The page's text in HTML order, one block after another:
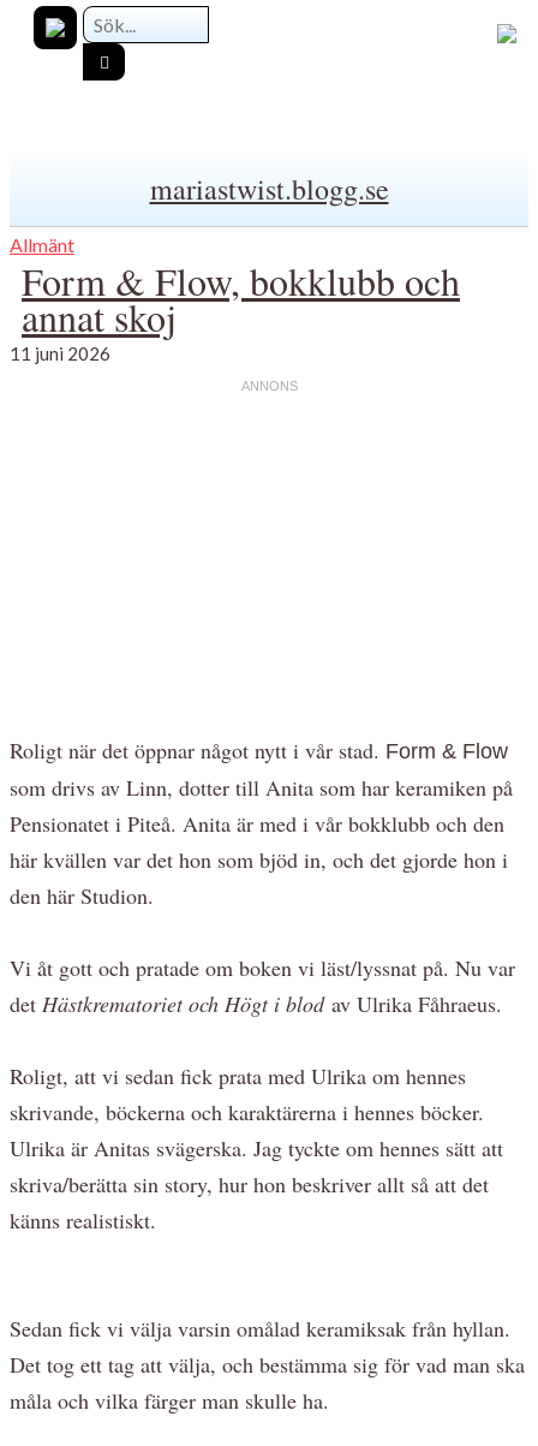
mariastwist.blogg.se
Allmänt
Form & Flow, bokklubb och
annat skoj
11 juni 2026
Roligt när det öppnar något nytt i vår stad. Form & Flow
som drivs av Linn, dotter till Anita som har keramiken på
Pensionatet i Piteå. Anita är med i vår bokklubb och den
här kvällen var det hon som bjöd in, och det gjorde hon i
den här Studion.
Vi åt gott och pratade om boken vi läst/lyssnat på. Nu var
det Hästkrematoriet och Högt i blod av Ulrika Fåhraeus.
Roligt, att vi sedan fick prata med Ulrika om hennes
skrivande, böckerna och karaktärerna i hennes böcker.
Ulrika är Anitas svägerska. Jag tyckte om hennes sätt att
skriva/berätta sin story, hur hon beskriver allt så att det
känns realistiskt.
Sedan fick vi välja varsin omålad keramiksak från hyllan.
Det tog ett tag att välja, och bestämma sig för vad man ska
måla och vilka färger man skulle ha.